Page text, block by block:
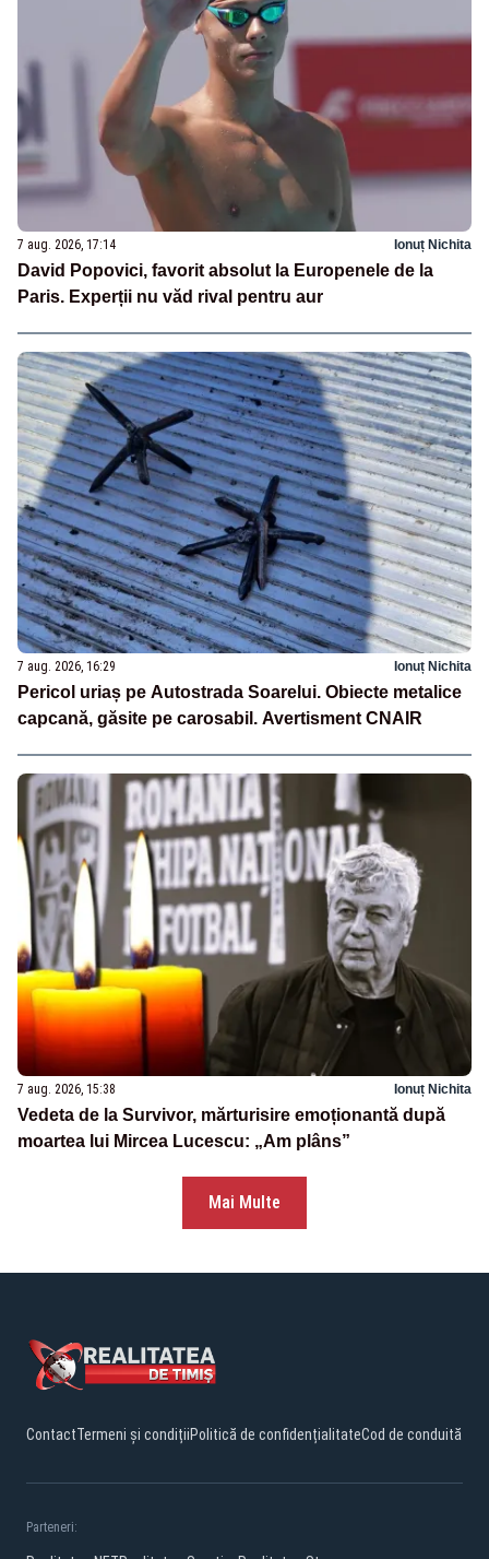
7 aug. 2026, 17:14 Ionuț Nichita
David Popovici, favorit absolut la Europenele de la
Paris. Experții nu văd rival pentru aur
7 aug. 2026, 16:29 Ionuț Nichita
Pericol uriaș pe Autostrada Soarelui. Obiecte metalice
capcană, găsite pe carosabil. Avertisment CNAIR
7 aug. 2026, 15:38 Ionuț Nichita
Vedeta de la Survivor, mărturisire emoționantă după
moartea lui Mircea Lucescu: „Am plâns”
Mai Multe
ContactTermeni și condițiiPolitică de confidențialitateCod de conduită
Parteneri: